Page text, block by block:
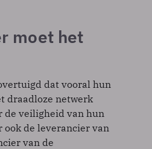
moet het
dat vooral hun
draadloze netwerk
veiligheid van hun
de leverancier van
van de